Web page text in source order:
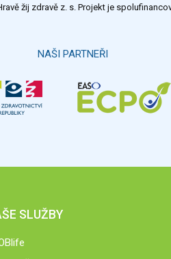
žij zdravě z. s. Projekt je
NAŠI PARTNEŘI
SLUŽBY